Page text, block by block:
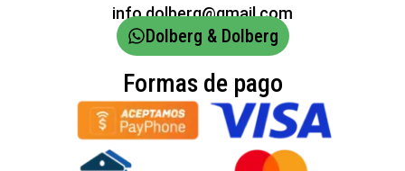
info.dolberg@gmail.com
Dolberg & Dolberg
Formas de pago